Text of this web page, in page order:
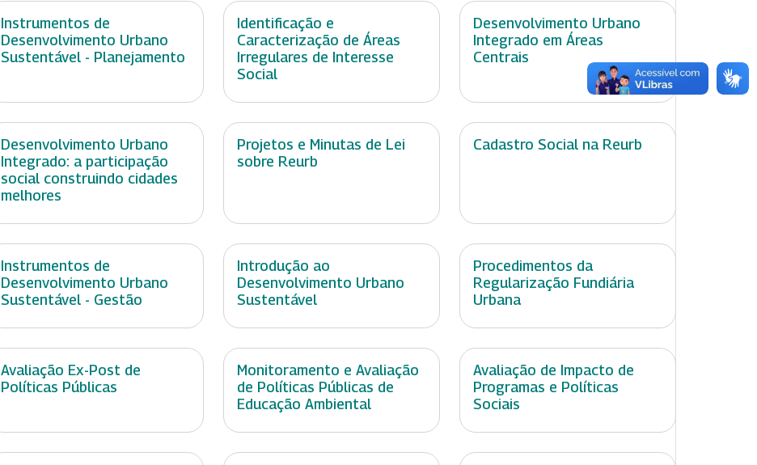
Instrumentos de
Desenvolvimento Urbano
Sustentável - Planejamento
Identificação e
Caracterização de Áreas
Irregulares de Interesse
Social
Desenvolvimento Urbano
Integrado em Áreas
Centrais
Desenvolvimento Urbano
Integrado: a participação
social construindo cidades
melhores
Projetos e Minutas de Lei
sobre Reurb
Cadastro Social na Reurb
Instrumentos de
Desenvolvimento Urbano
Sustentável - Gestão
Introdução ao
Desenvolvimento Urbano
Sustentável
Procedimentos da
Regularização Fundiária
Urbana
Avaliação Ex-Post de
Políticas Públicas
Monitoramento e Avaliação
de Políticas Públicas de
Educação Ambiental
Avaliação de Impacto de
Programas e Políticas
Sociais